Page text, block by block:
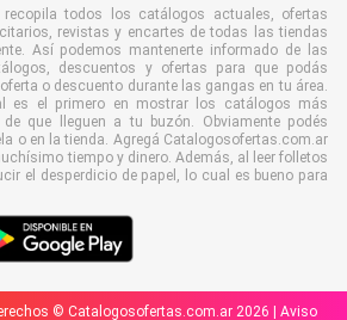
recopila todos los catálogos actuales, ofertas
revistas y encartes de todas las tiendas
Así podemos mantenerte informado de las
descuentos y ofertas para que podás
o descuento durante las gangas en tu área.
es el primero en mostrar los catálogos más
que lleguen a tu buzón. Obviamente podés
o en la tienda. Agregá Catalogosofertas.com.ar
tiempo y dinero. Además, al leer folletos
el desperdicio de papel, lo cual es bueno para
© Catalogosofertas.com.ar 2026 | Aviso